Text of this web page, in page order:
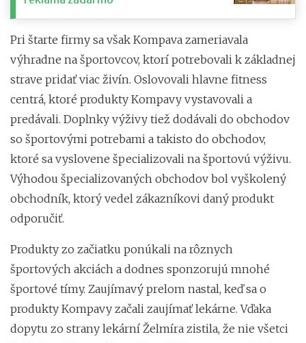
Pri štarte firmy sa však Kompava zameriavala
výhradne na športovcov, ktorí potrebovali k základnej
strave pridať viac živín. Oslovovali hlavne fitness
centrá, ktoré produkty Kompavy vystavovali a
predávali. Doplnky výživy tiež dodávali do obchodov
so športovými potrebami a takisto do obchodov,
ktoré sa vyslovene špecializovali na športovú výživu.
Výhodou špecializovaných obchodov bol vyškolený
obchodník, ktorý vedel zákazníkovi daný produkt
odporučiť.
Produkty zo začiatku ponúkali na rôznych
športových akciách a dodnes sponzorujú mnohé
športové tímy. Zaujímavý prelom nastal, keď sa o
produkty Kompavy začali zaujímať lekárne. Vďaka
dopytu zo strany lekární Želmíra zistila, že nie všetci